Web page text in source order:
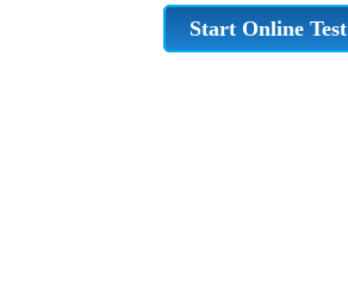
Start Online Test